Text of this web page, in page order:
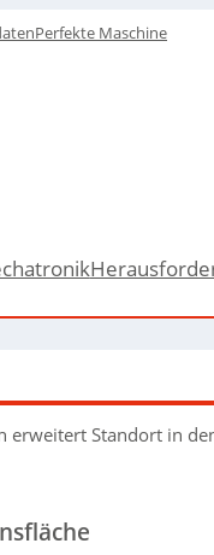
Perfekte Maschine
erweitert Standort in